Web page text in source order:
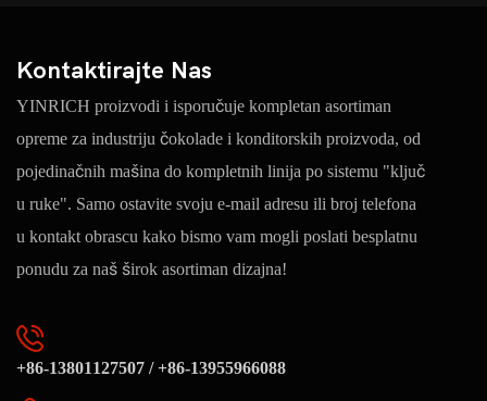
Kontaktirajte Nas
YINRICH proizvodi i isporučuje kompletan asortiman
opreme za industriju čokolade i konditorskih proizvoda, od
pojedinačnih mašina do kompletnih linija po sistemu "ključ
u ruke". Samo ostavite svoju e-mail adresu ili broj telefona
u kontakt obrascu kako bismo vam mogli poslati besplatnu
ponudu za naš širok asortiman dizajna!
+86-13801127507 / +86-13955966088